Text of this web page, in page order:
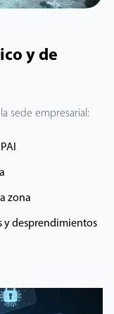
y de
sede empresarial:
zona
y desprendimientos